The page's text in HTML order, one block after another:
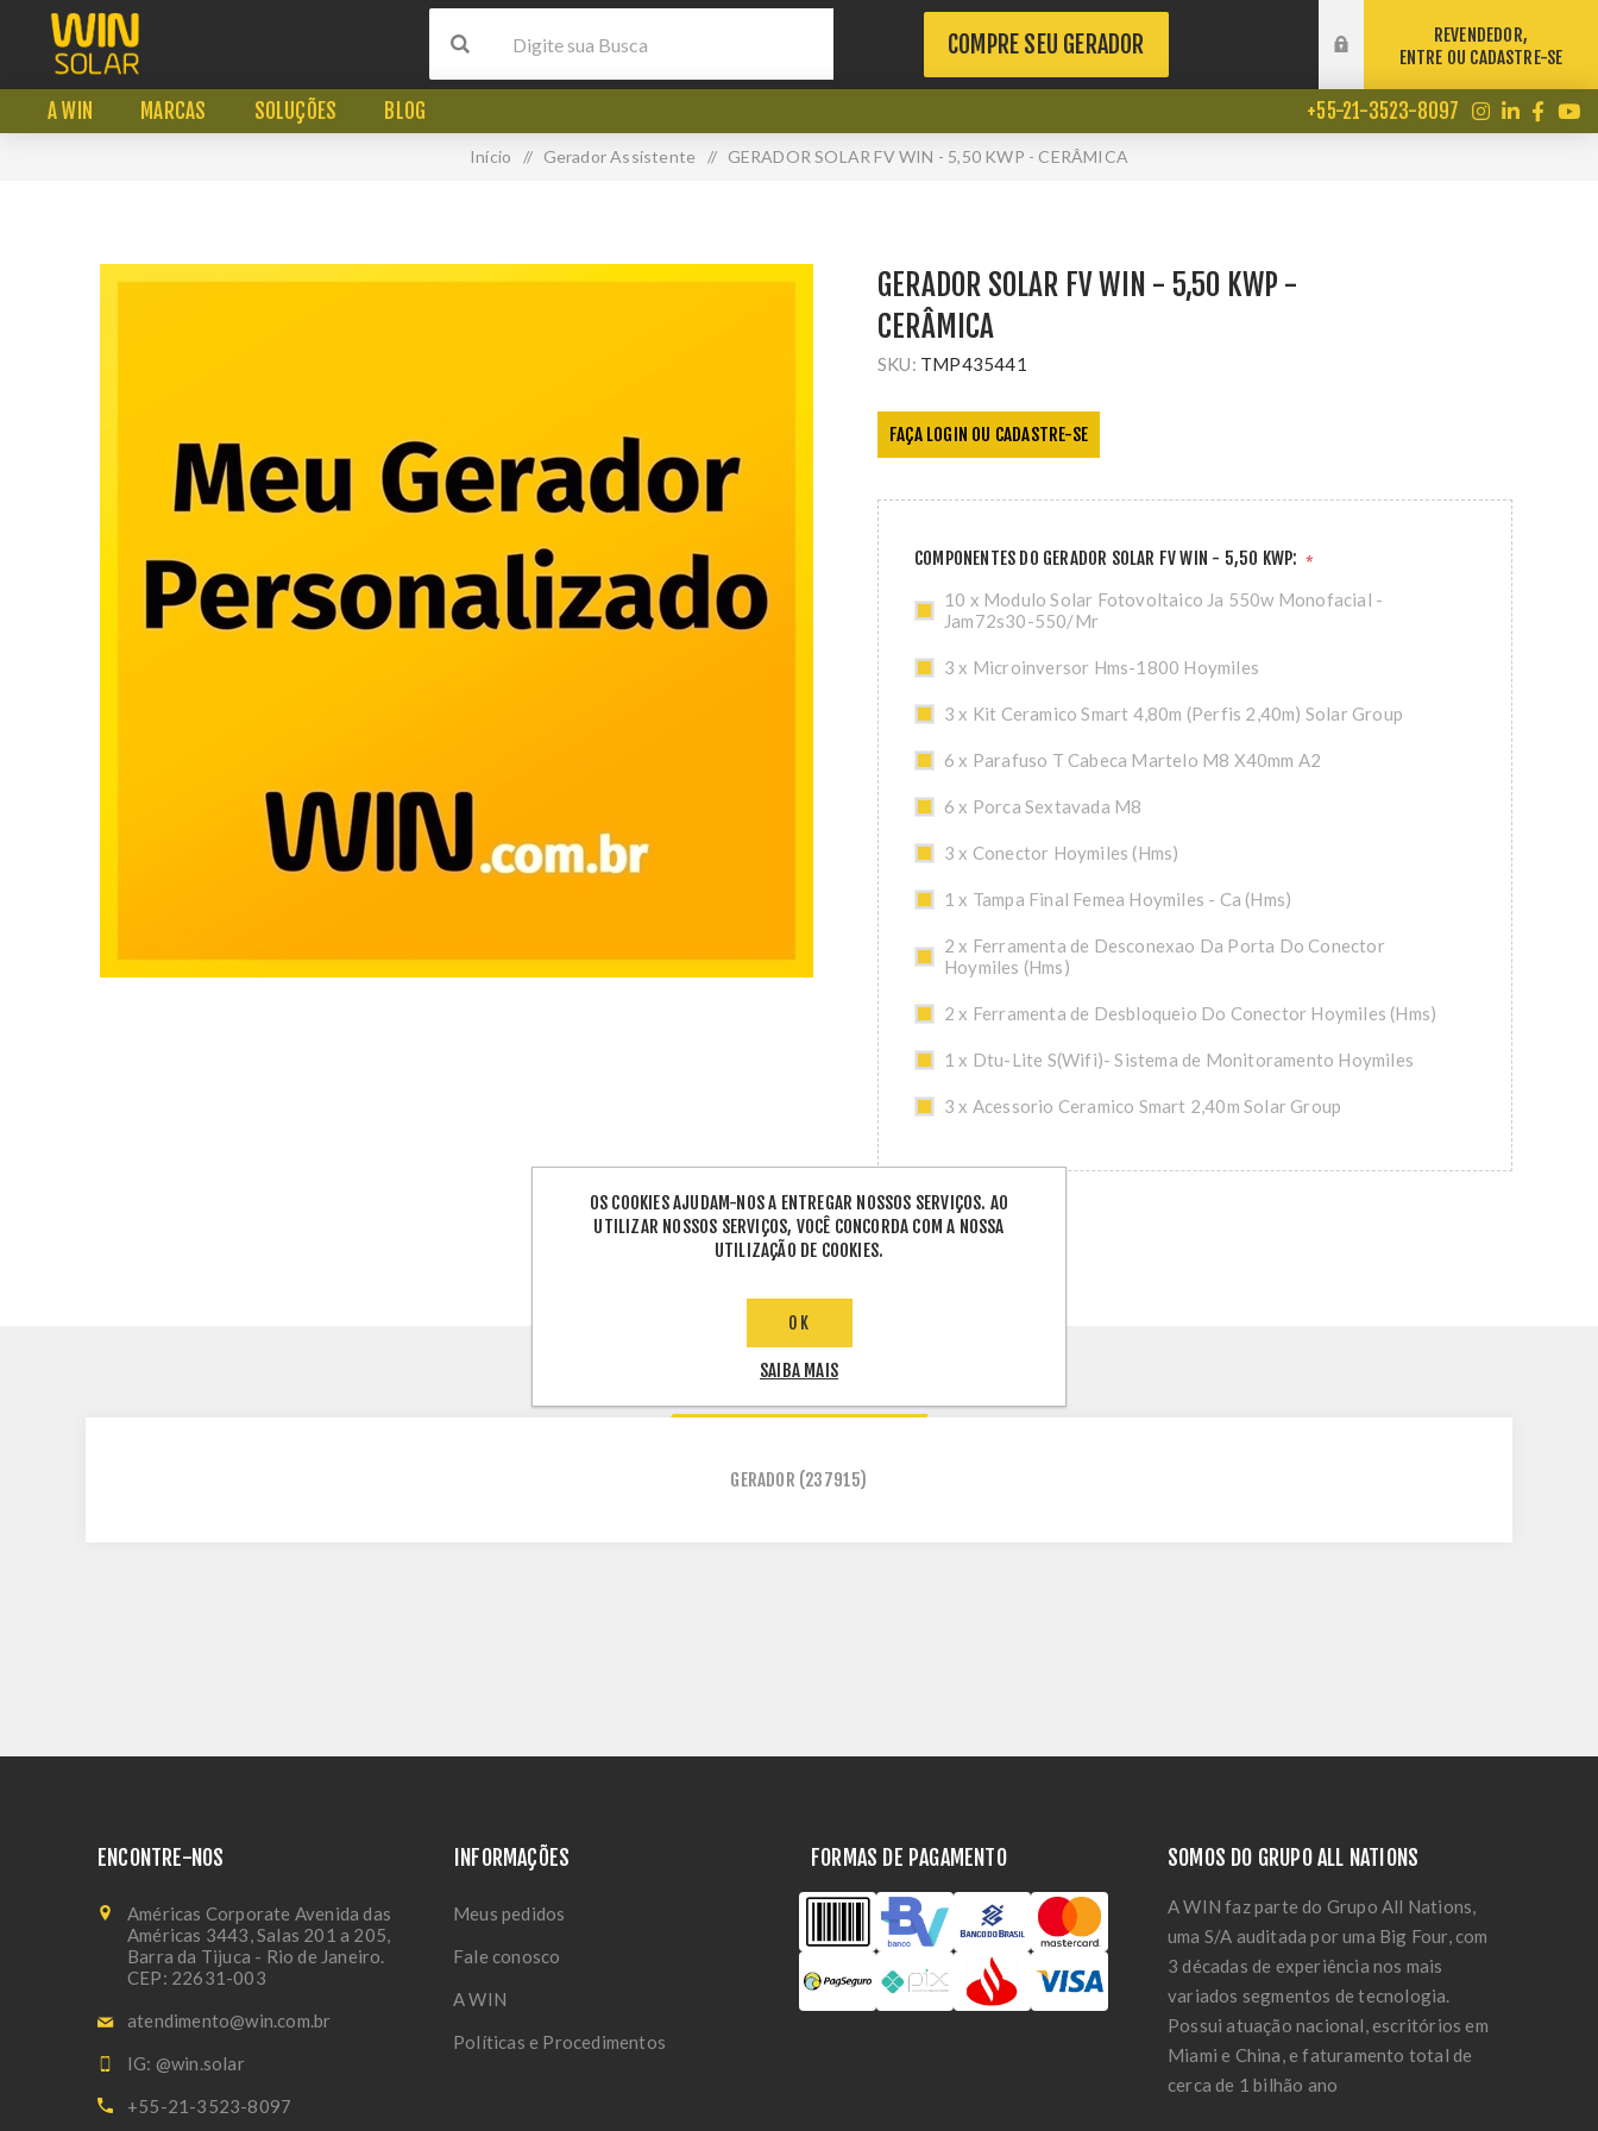
COMPRE SEU GERADOR
REVENDEDOR,
ENTRE OU CADASTRE-SE
A WIN MARCAS SOLUÇÕES BLOG +55-21-3523-8097
Início / Gerador Assistente / GERADOR SOLAR FV WIN - 5,50 KWP - CERÂMICA
GERADOR SOLAR FV WIN - 5,50 KWP -
CERÂMICA
SKU: TMP435441
FAÇA LOGIN OU CADASTRE-SE
COMPONENTES DO GERADOR SOLAR FV WIN - 5,50 KWP: *
10 x Modulo Solar Fotovoltaico Ja 550w Monofacial -
Jam72s30-550/Mr
3 x Microinversor Hms-1800 Hoymiles
3 x Kit Ceramico Smart 4,80m (Perfis 2,40m) Solar Group
6 x Parafuso T Cabeca Martelo M8 X40mm A2
6 x Porca Sextavada M8
3 x Conector Hoymiles (Hms)
1 x Tampa Final Femea Hoymiles - Ca (Hms)
2 x Ferramenta de Desconexao Da Porta Do Conector
Hoymiles (Hms)
2 x Ferramenta de Desbloqueio Do Conector Hoymiles (Hms)
1 x Dtu-Lite S(Wifi)- Sistema de Monitoramento Hoymiles
3 x Acessorio Ceramico Smart 2,40m Solar Group
GERADOR (237915)
ENCONTRE-NOS
Américas Corporate Avenida das
Américas 3443, Salas 201 a 205,
Barra da Tijuca - Rio de Janeiro.
CEP: 22631-003
atendimento@win.com.br
IG: @win.solar
+55-21-3523-8097
INFORMAÇÕES
Meus pedidos
Fale conosco
A WIN
Políticas e Procedimentos
FORMAS DE PAGAMENTO SOMOS DO GRUPO ALL NATIONS
A WIN faz parte do Grupo All Nations,
uma S/A auditada por uma Big Four, com
3 décadas de experiência nos mais
variados segmentos de tecnologia.
Possui atuação nacional, escritórios em
Miami e China, e faturamento total de
cerca de 1 bilhão ano
OS COOKIES AJUDAM-NOS A ENTREGAR NOSSOS SERVIÇOS. AO
UTILIZAR NOSSOS SERVIÇOS, VOCÊ CONCORDA COM A NOSSA
UTILIZAÇÃO DE COOKIES.
OK
SAIBA MAIS